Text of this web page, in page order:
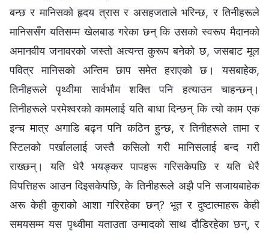
बन्छ र मानिसको हृदय त्रास र असहजताले भरिन्छ, र तिनीहरूले
मानिससँग यतिसम्म खेलबाड गरेका छन् कि उसको स्वरूप मैदानको
अमानवीय जनावरको जस्तो अत्यन्त कुरूप बनेको छ, जसबाट मूल
पवित्र मानिसको अन्तिम छाप समेत हराएको छ। यसबाहेक,
तिनीहरूले पृथ्वीमा सार्वभौम शक्ति पनि हत्याउन चाहन्छन्।
तिनीहरूले परमेश्‍वरको कामलाई यति बाधा दिन्छन् कि त्यो काम एक
इन्च मात्र अगाडि बढ्न पनि कठिन हुन्छ, र तिनीहरूले तामा र
स्टिलको पर्खाललाई जस्तै कसिलो गरी मानिसलाई बन्द गरी
राख्छन्। यति धेरै भयङ्कर पापहरू गरिसकेपछि र यति धेरै
विपत्तिहरू आउन दिइसकेपछि, के तिनीहरूले अझै पनि सजायबाहेक
अरू केही कुराको आशा गरिरहेका छन्? भूत र दुष्टात्माहरू केही
समयसम्‍म यस पृथ्वीमा यताउता उन्मादको साथ दौडिरहेका छन्, र